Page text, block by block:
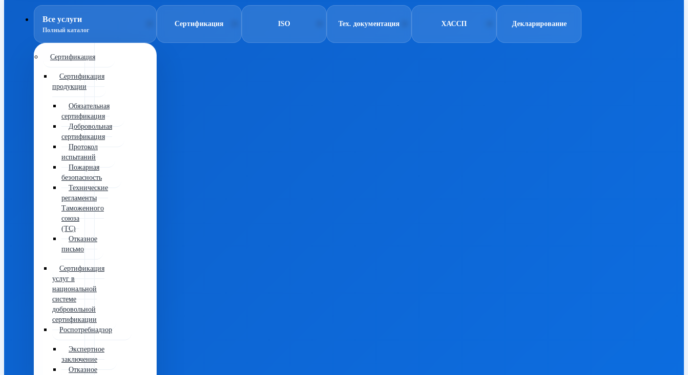
Все услуги
Полный каталог
Сертификация
Сертификация
продукции
Обязательная
сертификация
Добровольная
сертификация
Протокол
испытаний
Пожарная
безопасность
Технические
регламенты
Таможенного
союза
(ТС)
Отказное
письмо
Сертификация
услуг в
национальной
системе
добровольной
сертификации
Роспотребнадзор
Экспертное
заключение
Отказное
Сертификация ISO Тех. документация ХАССП Декларирование